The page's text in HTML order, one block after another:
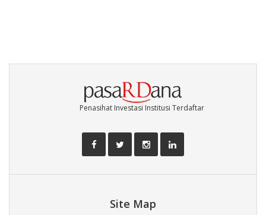
Penasihat Investasi Institusi Terdaftar
Site Map